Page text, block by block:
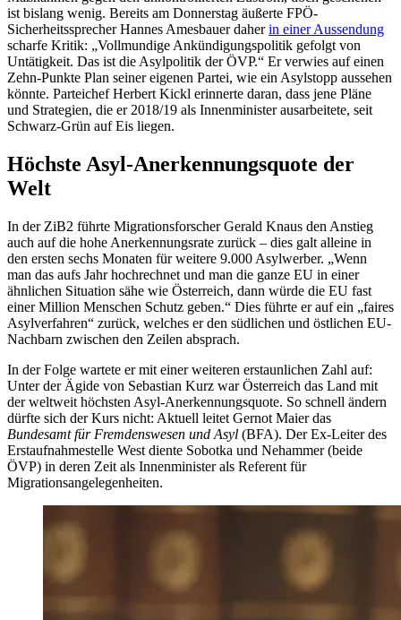
ist bislang wenig. Bereits am Donnerstag äußerte FPÖ-
Sicherheitssprecher Hannes Amesbauer daherin einer Aussendung
scharfe Kritik: „Vollmundige Ankündigungspolitik gefolgt von
Untätigkeit. Das ist die Asylpolitik der ÖVP.“ Er verwies auf einen
Zehn-Punkte Plan seiner eigenen Partei, wie ein Asylstopp aussehen
könnte. Parteichef Herbert Kickl erinnerte daran, dass jene Pläne
und Strategien, die er 2018/19 als Innenminister ausarbeitete, seit
Schwarz-Grün auf Eis liegen.
Höchste Asyl-Anerkennungsquote der
Welt
In der ZiB2 führte Migrationsforscher Gerald Knaus den Anstieg
auch auf die hohe Anerkennungsrate zurück – dies galt alleine in
den ersten sechs Monaten für weitere 9.000 Asylwerber. „Wenn
man das aufs Jahr hochrechnet und man die ganze EU in einer
ähnlichen Situation sähe wie Österreich, dann würde die EU fast
einer Million Menschen Schutz geben.“ Dies führte er auf ein „faires
Asylverfahren“ zurück, welches er den südlichen und östlichen EU-
Nachbarn zwischen den Zeilen absprach.
In der Folge wartete er mit einer weiteren erstaunlichen Zahl auf:
Unter der Ägide von Sebastian Kurz war Österreich das Land mit
der weltweit höchsten Asyl-Anerkennungsquote. So schnell ändern
dürfte sich der Kurs nicht: Aktuell leitet Gernot Maier das
Bundesamt für Fremdenswesen und Asyl (BFA). Der Ex-Leiter des
Erstaufnahmestelle West diente Sobotka und Nehammer (beide
ÖVP) in deren Zeit als Innenminister als Referent für
Migrationsangelegenheiten.